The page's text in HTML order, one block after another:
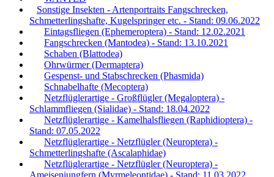
Sonstige Insekten - Artenportraits Fangschrecken,
Schmetterlingshafte, Kugelspringer etc. - Stand: 09.06.2022
Eintagsfliegen (Ephemeroptera) - Stand: 12.02.2021
Fangschrecken (Mantodea) - Stand: 13.10.2021
Schaben (Blattodea)
Ohrwürmer (Dermaptera)
Gespenst- und Stabschrecken (Phasmida)
Schnabelhafte (Mecoptera)
Netzflüglerartige - Großflügler (Megaloptera) -
Schlammfliegen (Sialidae) - Stand: 18.04.2022
Netzflüglerartige - Kamelhalsfliegen (Raphidioptera) -
Stand: 07.05.2022
Netzflüglerartige - Netzflügler (Neuroptera) -
Schmetterlingshafte (Ascalaphidae)
Netzflüglerartige - Netzflügler (Neuroptera) -
Ameisenjungfern (Myrmeleontidae) - Stand: 11.03.2022